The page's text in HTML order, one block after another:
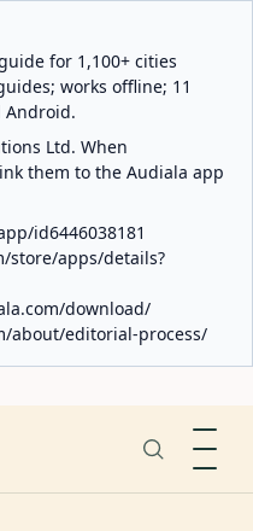
for 1,100+ cities
works offline; 11
Android.
Ltd. When
them to the Audiala app
id6446038181
store/apps/details?
download/
about/editorial-process/